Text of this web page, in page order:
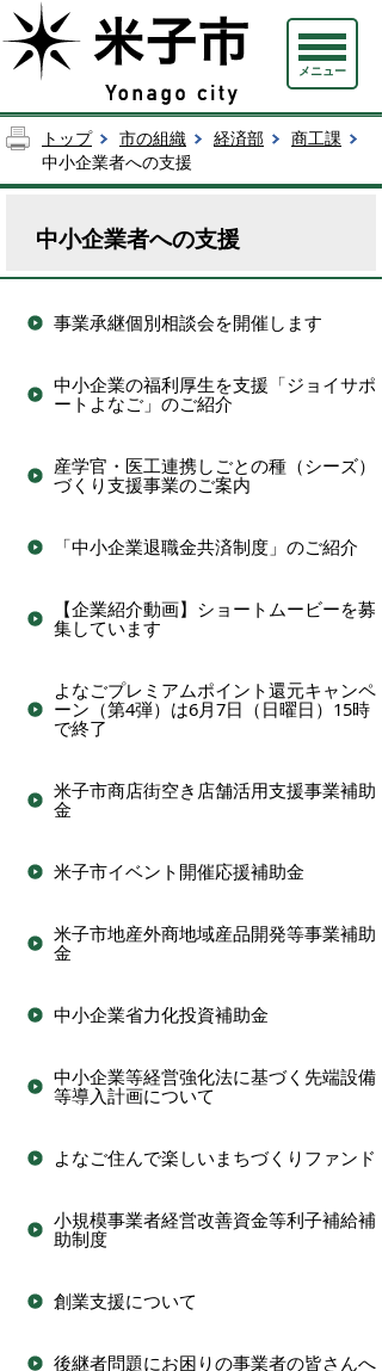
メニュー
トップ 市の組織 経済部
商工課
中小企業者への支援
中小企業者への支援
事業承継個別相談会を開催します
中小企業の福利厚生を支援「ジョイサポ
ートよなご」のご紹介
産学官・医工連携しごとの種（シーズ）
づくり支援事業のご案内
「中小企業退職金共済制度」のご紹介
【企業紹介動画】ショートムービーを募
集しています
よなごプレミアムポイント還元キャンペ
ーン（第4弾）は6月7日（日曜日）15時
で終了
米子市商店街空き店舗活用支援事業補助
金
米子市イベント開催応援補助金
米子市地産外商地域産品開発等事業補助
金
中小企業省力化投資補助金
中小企業等経営強化法に基づく先端設備
等導入計画について
よなご住んで楽しいまちづくりファンド
小規模事業者経営改善資金等利子補給補
助制度
創業支援について
後継者問題にお困りの事業者の皆さんへ